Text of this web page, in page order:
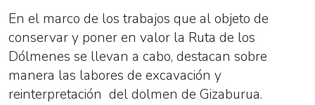
En el marco de los trabajos que al objeto de
conservar y poner en valor la Ruta de los
Dólmenes se llevan a cabo, destacan sobre
manera las labores de excavación y
reinterpretación del dolmen de Gizaburua.